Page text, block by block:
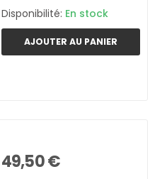
Disponibilité: En stock
AJOUTER AU PANIER
49,50 €